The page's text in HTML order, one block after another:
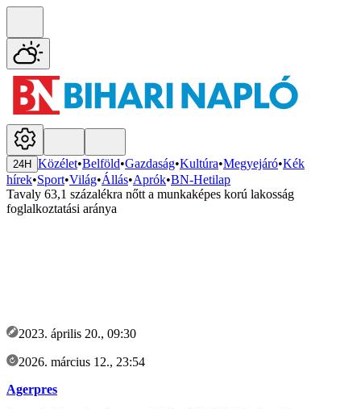
24H Közélet•Belföld•Gazdaság•Kultúra•Megyejáró•Kék
hírek•Sport•Világ•Állás•Aprók•BN-Hetilap
Tavaly 63,1 százalékra nőtt a munkaképes korú lakosság
foglalkoztatási aránya
2023. április 20., 09:30
2026. március 12., 23:54
Agerpres